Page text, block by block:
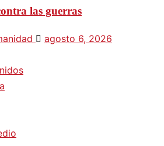
las guerras
agosto 6, 2026